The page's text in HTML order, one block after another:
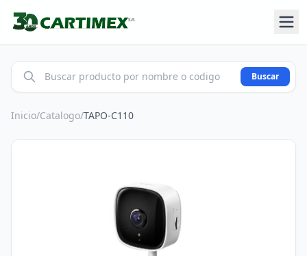
Buscar
Inicio/Catalogo/TAPO-C110